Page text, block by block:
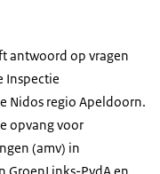
antwoord op vragen
Inspectie
Nidos regio Apeldoorn.
opvang voor
(amv) in